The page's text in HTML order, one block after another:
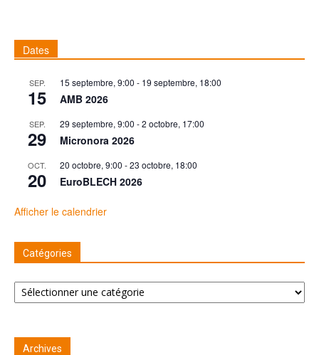
Dates
SEP.
15
15 septembre, 9:00 - 19 septembre, 18:00
AMB 2026
SEP.
29
29 septembre, 9:00 -2 octobre, 17:00
Micronora 2026
OCT.
20
20 octobre, 9:00 -23 octobre, 18:00
EuroBLECH 2026
Afficher le calendrier
Catégories
Catégories
Archives